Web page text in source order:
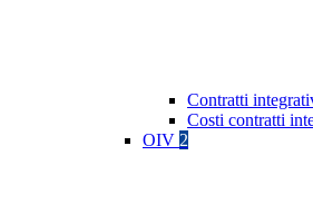
Contratti
Costi contratti
OIV 2